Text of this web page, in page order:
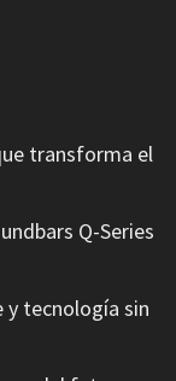
transforma el
Q-Series
y tecnología sin